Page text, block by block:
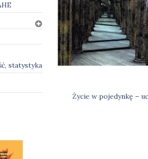
Nawigacja
Życie w pojedynkę –
statystyka